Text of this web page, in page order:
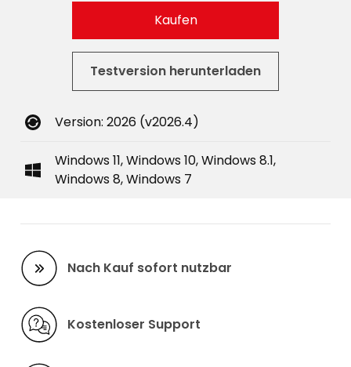
Kaufen
Testversion herunterladen
Version: 2026 (v2026.4)
Windows 11, Windows 10, Windows 8.1,
Windows 8, Windows 7
Nach Kauf sofort nutzbar
Kostenloser Support